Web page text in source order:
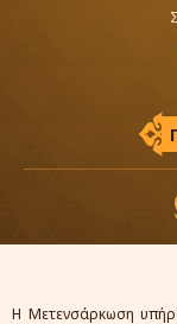
Η Μετενσάρκωση